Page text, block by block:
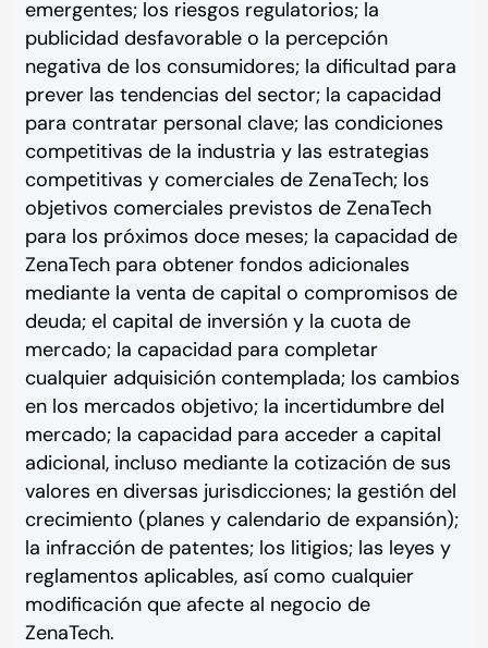
emergentes; los riesgos regulatorios; la
publicidad desfavorable o la percepción
negativa de los consumidores; la dificultad para
prever las tendencias del sector; la capacidad
para contratar personal clave; las condiciones
competitivas de la industria y las estrategias
competitivas y comerciales de ZenaTech; los
objetivos comerciales previstos de ZenaTech
para los próximos doce meses; la capacidad de
ZenaTech para obtener fondos adicionales
mediante la venta de capital o compromisos de
deuda; el capital de inversión y la cuota de
mercado; la capacidad para completar
cualquier adquisición contemplada; los cambios
en los mercados objetivo; la incertidumbre del
mercado; la capacidad para acceder a capital
adicional, incluso mediante la cotización de sus
valores en diversas jurisdicciones; la gestión del
crecimiento (planes y calendario de expansión);
la infracción de patentes; los litigios; las leyes y
reglamentos aplicables, así como cualquier
modificación que afecte al negocio de
ZenaTech.